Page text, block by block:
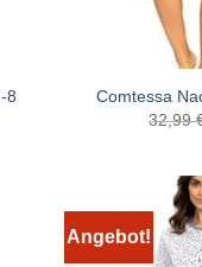
8
Comtessa
32,99
Angebot!